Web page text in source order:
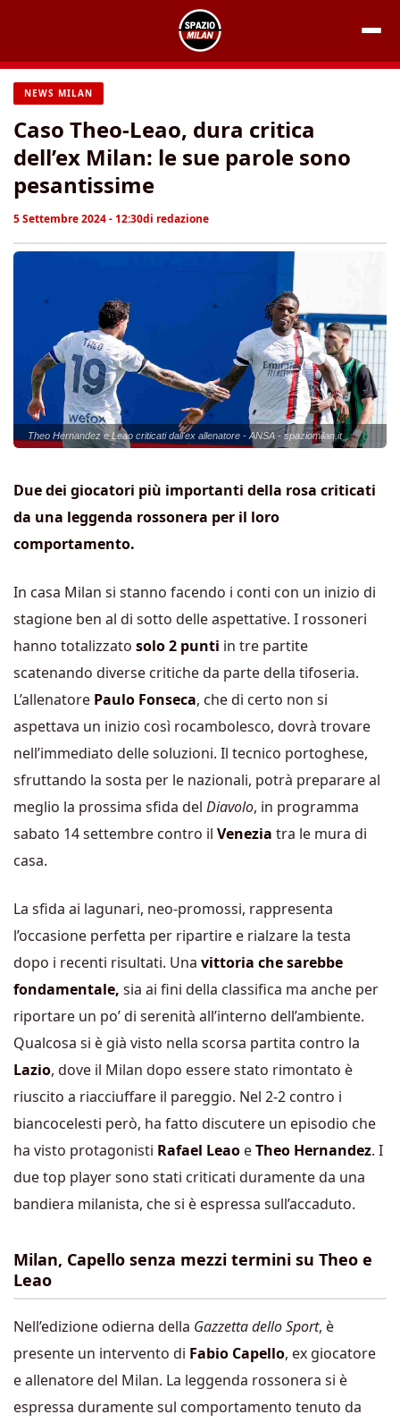
contenuto
NEWS MILAN
Caso Theo-Leao, dura critica
dell’ex Milan: le sue parole sono
pesantissime
5 Settembre 2024 - 12:30di redazione
Theo Hernandez e Leao criticati dall'ex allenatore - ANSA - spaziomilan.it
Due dei giocatori più importanti della rosa criticati
da una leggenda rossonera per il loro
comportamento.
In casa Milan si stanno facendo i conti con un inizio di
stagione ben al di sotto delle aspettative. I rossoneri
hanno totalizzato solo 2 punti in tre partite
scatenando diverse critiche da parte della tifoseria.
L’allenatore Paulo Fonseca, che di certo non si
aspettava un inizio così rocambolesco, dovrà trovare
nell’immediato delle soluzioni. Il tecnico portoghese,
sfruttando la sosta per le nazionali, potrà preparare al
meglio la prossima sfida del Diavolo, in programma
sabato 14 settembre contro il Venezia tra le mura di
casa.
La sfida ai lagunari, neo-promossi, rappresenta
l’occasione perfetta per ripartire e rialzare la testa
dopo i recenti risultati. Una vittoria che sarebbe
fondamentale, sia ai fini della classifica ma anche per
riportare un po’ di serenità all’interno dell’ambiente.
Qualcosa si è già visto nella scorsa partita contro la
Lazio, dove il Milan dopo essere stato rimontato è
riuscito a riacciuffare il pareggio. Nel 2-2 contro i
biancocelesti però, ha fatto discutere un episodio che
ha visto protagonisti Rafael Leao eTheo Hernandez. I
due top player sono stati criticati duramente da una
bandiera milanista, che si è espressa sull’accaduto.
Milan, Capello senza mezzi termini su Theo e
Leao
Nell’edizione odierna della Gazzetta dello Sport, è
presente un intervento di Fabio Capello, ex giocatore
e allenatore del Milan. La leggenda rossonera si è
espressa duramente sul comportamento tenuto da